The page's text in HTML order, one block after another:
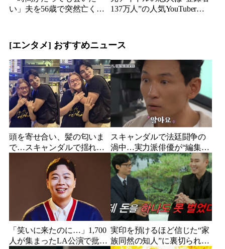
い」夫を56歳で突然亡くし
137万人”の人気YouTuberだ
[エンタメ] おすすめニュース
頭を寄せ合い、髪の匂いま
で…スキャンダルで揺れた
人気俳優、ベトナム女性歌
手との親密動画が公開
スキャンダルで法廷闘争の
渦中…実力派俳優が“編集な
し”でテレビ登場、予告映像
に批判の声
「笑いに来たのに…」1,700
人が集まったLA公演で批判
実印を預けるほど信じた“家
族同然の知人”に裏切られ